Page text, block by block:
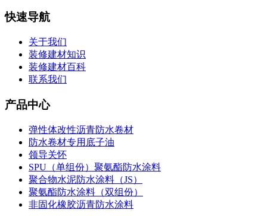
快速导航
关于我们
装修建材知识
装修建材百科
联系我们
产品中心
弹性体改性沥青防水卷材
防水卷材专用底子油
领导关怀
SPU（单组份）聚氨酯防水涂料
聚合物水泥防水涂料（JS）
聚氨酯防水涂料（双组份）
非固化橡胶沥青防水涂料